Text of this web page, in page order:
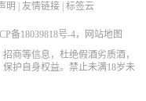
明 友情链接 标签云
备18039818号-4，
网站地图
商等信息，杜绝假酒劣质酒，
护自身权益。禁止未满18岁未